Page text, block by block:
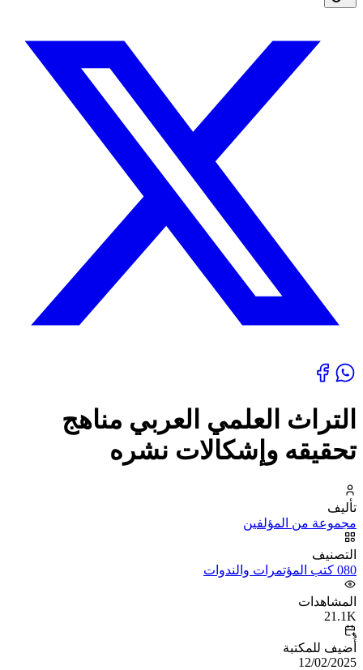
التراث العلمي العربي مناهج
تحقيقه وإشكالات نشره
تأليف
مجموعة من المؤلفين
التصنيف
080 كتب المؤتمرات والندوات
المشاهدات
21.1K
أُضيف للمكتبة
12/02/2025